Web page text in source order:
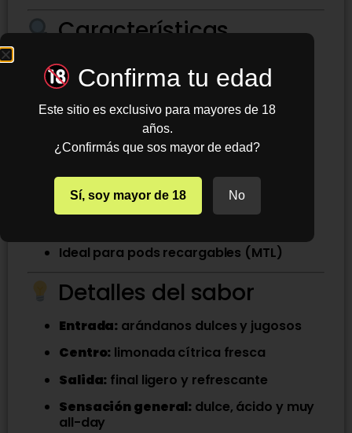
Características
Marca:
Sabor:Blueberrys Lemonade
Tipo:Sales de nicotina TFN
Presentación:30 ml
Perfil frutal cítrico equilibrado
Ideal para pods recargables (MTL)
Detalles del sabor
Entrada: arándanos dulces y jugosos
Centro: limonada cítrica fresca
Salida: final ligero y refrescante
Sensación general: dulce, ácido y muy
all-day
Confirma tu edad
Este sitio es exclusivo para mayores de 18
años.
¿Confirmás que sos mayor de edad?
Sí, soy mayor de 18 No